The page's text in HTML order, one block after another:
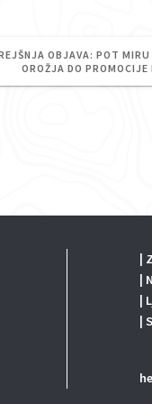
OBJAVA: PREJŠNJA
OBJAVA:
POT MIRU
OROŽJA DO
|
|
|
|